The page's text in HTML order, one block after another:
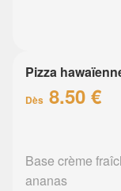
Pizza
Dès 8.50 €
Base crème
ananas